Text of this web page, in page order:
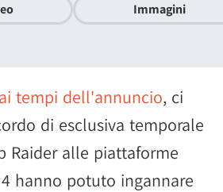
Immagini
tempi dell'annuncio, ci
di esclusiva temporale
Raider alle piattaforme
hanno potuto ingannare